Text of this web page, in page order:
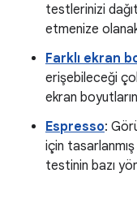
testlerinizi
etmenize
Farklı ekran
erişebileceği
ekran
Espresso:
için
testinin bazı